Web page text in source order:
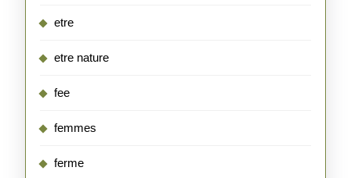
etre
etre nature
fee
femmes
ferme